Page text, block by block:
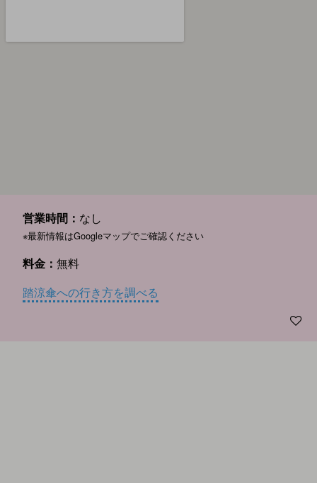
営業時間： なし
※最新情報はGoogleマップでご確認ください
料金： 無料
踏涼傘への行き方を調べる